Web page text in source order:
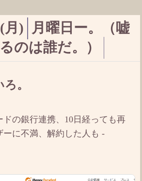
月)
月曜日ー。（嘘
のは誰だ。）
。
ドの銀行連携、10日経っても再
に不満、解約した人も -